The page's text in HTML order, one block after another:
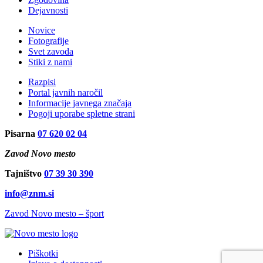
Dejavnosti
Novice
Fotografije
Svet zavoda
Stiki z nami
Razpisi
Portal javnih naročil
Informacije javnega značaja
Pogoji uporabe spletne strani
Pisarna 07 620 02 04
Zavod Novo mesto
Tajništvo 07 39 30 390
info@znm.si
Zavod Novo mesto – šport
Piškotki